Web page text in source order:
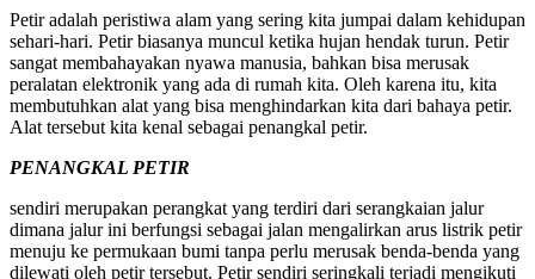
Petir adalah peristiwa alam yang sering kita jumpai dalam kehidupan
sehari-hari. Petir biasanya muncul ketika hujan hendak turun. Petir
sangat membahayakan nyawa manusia, bahkan bisa merusak
peralatan elektronik yang ada di rumah kita. Oleh karena itu, kita
membutuhkan alat yang bisa menghindarkan kita dari bahaya petir.
Alat tersebut kita kenal sebagai penangkal petir.
PENANGKAL PETIR
sendiri merupakan perangkat yang terdiri dari serangkaian jalur
dimana jalur ini berfungsi sebagai jalan mengalirkan arus listrik petir
menuju ke permukaan bumi tanpa perlu merusak benda-benda yang
dilewati oleh petir tersebut. Petir sendiri seringkali terjadi mengikuti